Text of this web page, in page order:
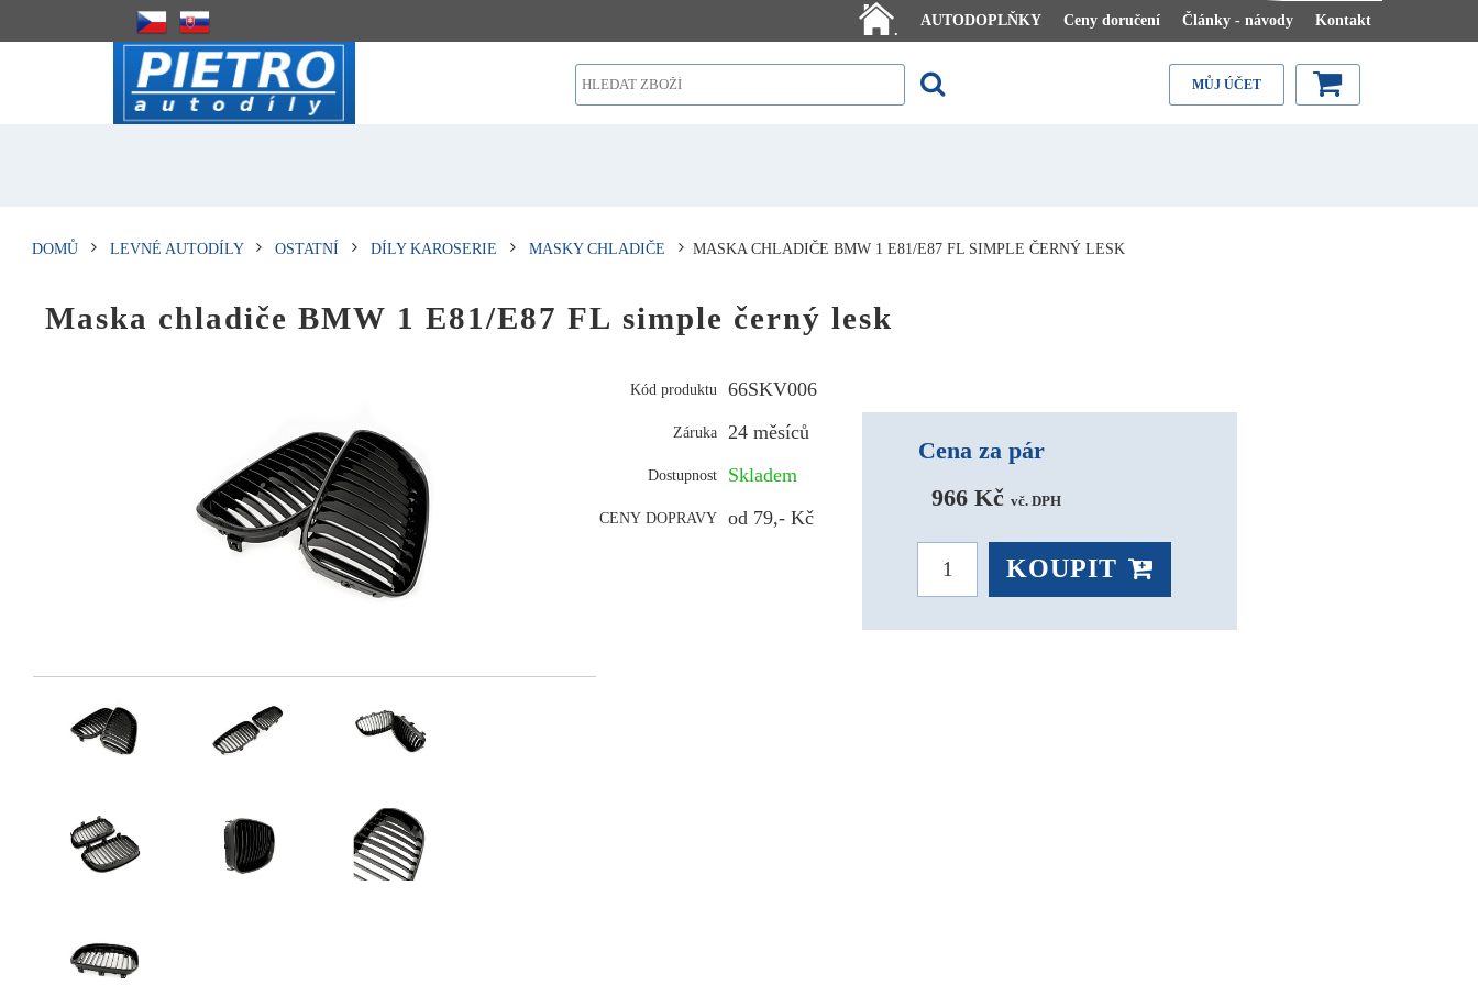
.
AUTODOPLŇKY Ceny doručení Články - návody Kontakt
MŮJ ÚČET
DOMŮ LEVNÉ AUTODÍLY OSTATNÍ DÍLY KAROSERIE MASKY CHLADIČE MASKA CHLADIČE BMW 1 E81/E87 FL SIMPLE ČERNÝ LESK
Maska chladiče BMW 1 E81/E87 FL simple černý lesk
Kód produktu 66SKV006
Záruka 24 měsíců
Dostupnost Skladem
CENY DOPRAVY od 79,- Kč
Cena za pár
966 Kč vč. DPH
KOUPIT